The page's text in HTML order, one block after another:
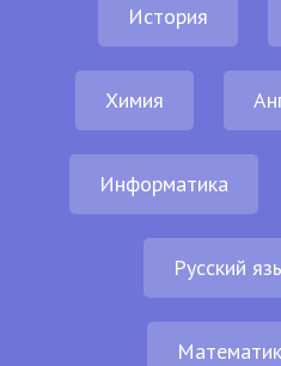
История
Химия
Информатика
Русский